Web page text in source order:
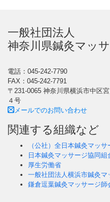
一般社団法人
神奈川県鍼灸マッ
電話：045-242-7790
FAX：045-242-7791
〒231-0065 神奈川県横浜市中区
４号
メールでのお問い合わせ
関連する組織など
（公社）全日本鍼灸マッサ
日本鍼灸マッサージ協同組
厚生労働省
一般社団法人横浜市鍼灸マ
鎌倉逗葉鍼灸マッサージ師